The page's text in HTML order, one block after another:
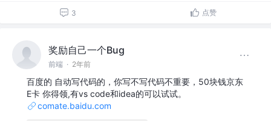
3 点赞
奖励自己一个Bug
前端 · 2年前
百度的 自动写代码的，你写不写代码不重要，50块钱京东
E卡 你得领,有vs code和idea的可以试试。
comate.baidu.com